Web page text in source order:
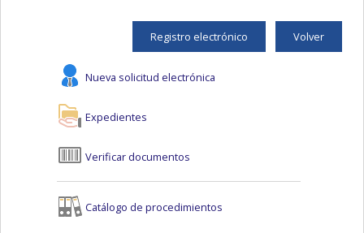
Volver
Registro electrónico
Nueva solicitud electrónica
Expedientes
Verificar documentos
Catálogo de procedimientos